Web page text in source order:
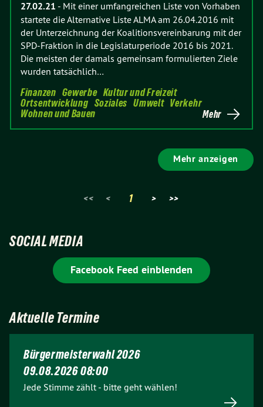
27.02.21 - Mit einer umfangreichen Liste von Vorhaben
startete die Alternative Liste ALMA am 26.04.2016 mit
der Unterzeichnung der Koalitionsvereinbarung mit der
SPD-Fraktion in die Legislaturperiode 2016 bis 2021.
Die meisten der damals gemeinsam formulierten Ziele
wurden tatsächlich…
Finanzen Gewerbe Kultur und Freizeit
Ortsentwicklung Soziales Umwelt Verkehr
Wohnen und Bauen
Mehr
Mehr anzeigen
<< < 1 > >>
SOCIAL MEDIA
Facebook Feed einblenden
Aktuelle Termine
Bürgermeisterwahl 2026
09.08.2026 08:00
Jede Stimme zählt - bitte geht wählen!